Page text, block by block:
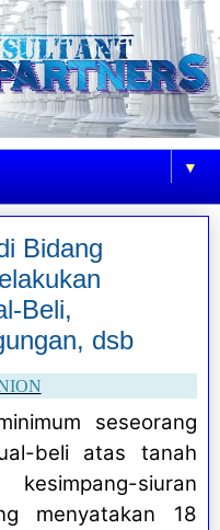
▼
Bidang
Beli,
dsb
seseorang
beli atas tanah
siuran
menyatakan 18